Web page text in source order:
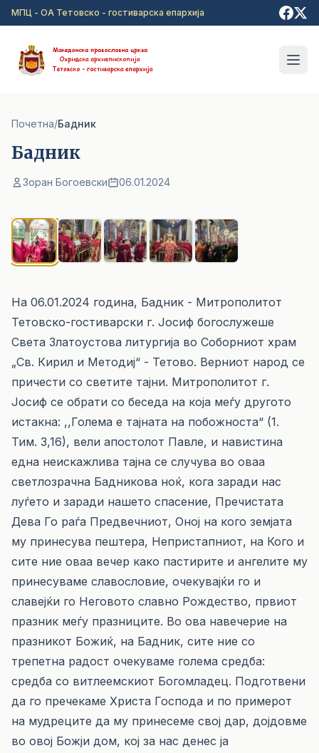
Прејди на главна содржина
МПЦ - ОА Тетовско - гостиварска епархија
Почетна/Бадник
Бадник
Зоран Богоевски 06.01.2024
На 06.01.2024 година, Бадник - Митрополитот
Тетовско-гостиварски г. Јосиф богослужеше
Света Златоустова литургија во Соборниот храм
„Св. Кирил и Методиј“ - Тетово. Верниот народ се
причести со светите тајни. Митрополитот г.
Јосиф се обрати со беседа на која меѓу другото
истакна: ,,Голема е тајната на побожноста“ (1.
Тим. 3,16), вели апостолот Павле, и навистина
една неискажлива тајна се случува во оваа
светлозрачна Бадникова ноќ, кога заради нас
луѓето и заради нашето спасение, Пречистата
Дева Го раѓа Предвечниот, Оној на кого земјата
му принесува пештера, Непристапниот, на Кого и
сите ние оваа вечер како пастирите и ангелите му
принесуваме славословие, очекувајќи го и
славејќи го Неговото славно Рождество, првиот
празник меѓу празниците. Во ова навечерие на
празникот Божиќ, на Бадник, сите ние со
трепетна радост очекуваме голема средба:
средба со витлеемскиот Богомладец. Подготвени
да го пречекаме Христа Господа и по примерот
на мудреците да му принесеме свој дар, дојдовме
во овој Божји дом, кој за нас денес ја